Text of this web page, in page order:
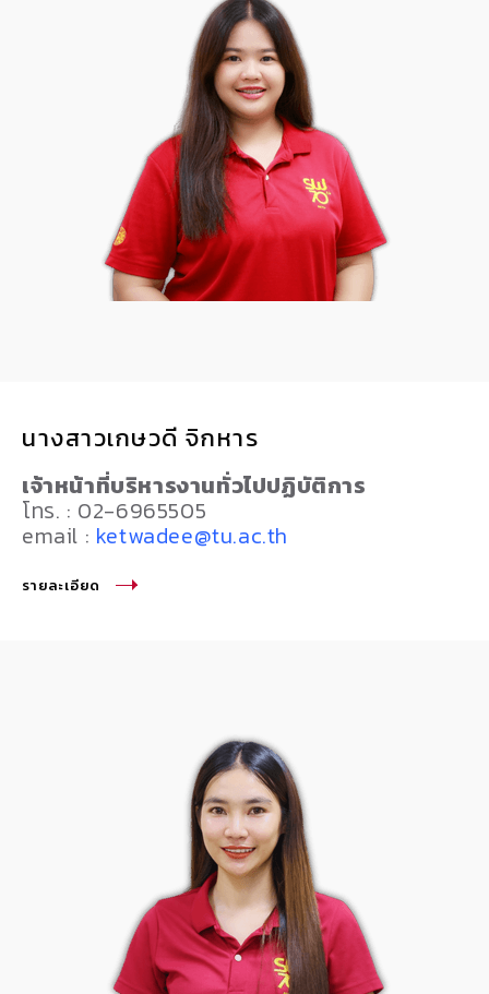
นางสาวเกษวดี จิกหาร
เจ้าหน้าที่บริหารงานทั่วไปปฏิบัติการ
โทร. : 02-6965505
email : ketwadee@tu.ac.th
รายละเอียด